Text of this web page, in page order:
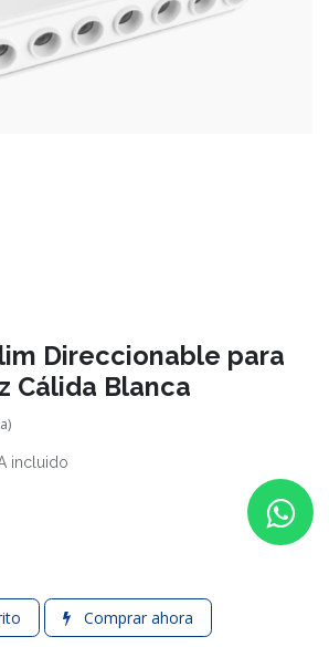
Direccionable para
Cálida Blanca
incluido
Comprar ahora